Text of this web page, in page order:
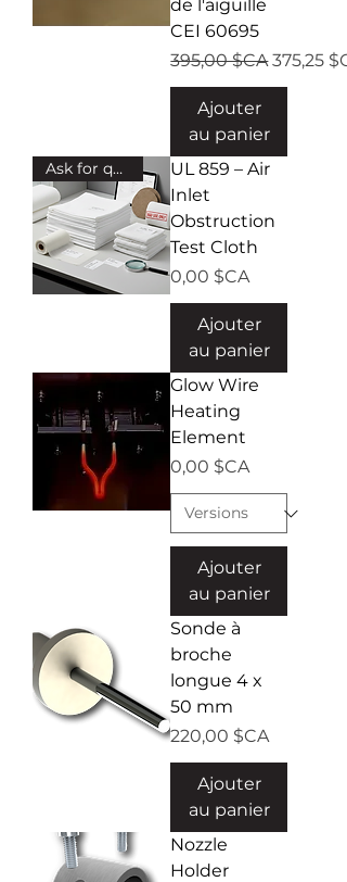
de l'aiguille
CEI 60695
Prix original
395,00 $CAPrix
375,25
Ajouter
au panier
Ask for quote!
UL 859 – Air
Inlet
Obstruction
Test Cloth
Prix
0,00 $CA
Ajouter
au panier
Glow Wire
Heating
Element
Prix
0,00 $CA
Ajouter
au panier
Sonde à
broche
longue 4 x
50 mm
Prix
220,00 $CA
Ajouter
au panier
Nozzle
Holder